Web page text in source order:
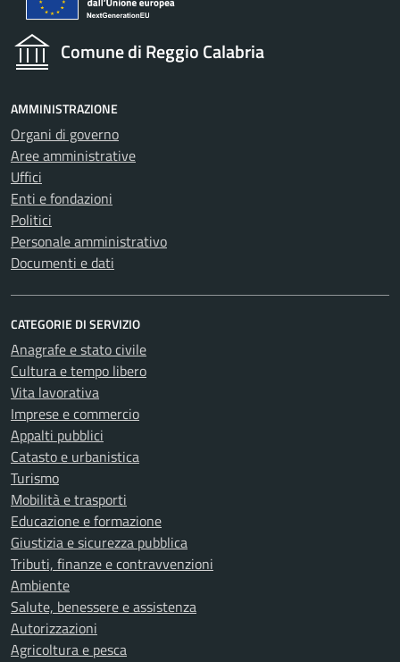
Comune di Reggio Calabria
AMMINISTRAZIONE
Organi di governo
Aree amministrative
Uffici
Enti e fondazioni
Politici
Personale amministrativo
Documenti e dati
CATEGORIE DI SERVIZIO
Anagrafe e stato civile
Cultura e tempo libero
Vita lavorativa
Imprese e commercio
Appalti pubblici
Catasto e urbanistica
Turismo
Mobilità e trasporti
Educazione e formazione
Giustizia e sicurezza pubblica
Tributi, finanze e contravvenzioni
Ambiente
Salute, benessere e assistenza
Autorizzazioni
Agricoltura e pesca